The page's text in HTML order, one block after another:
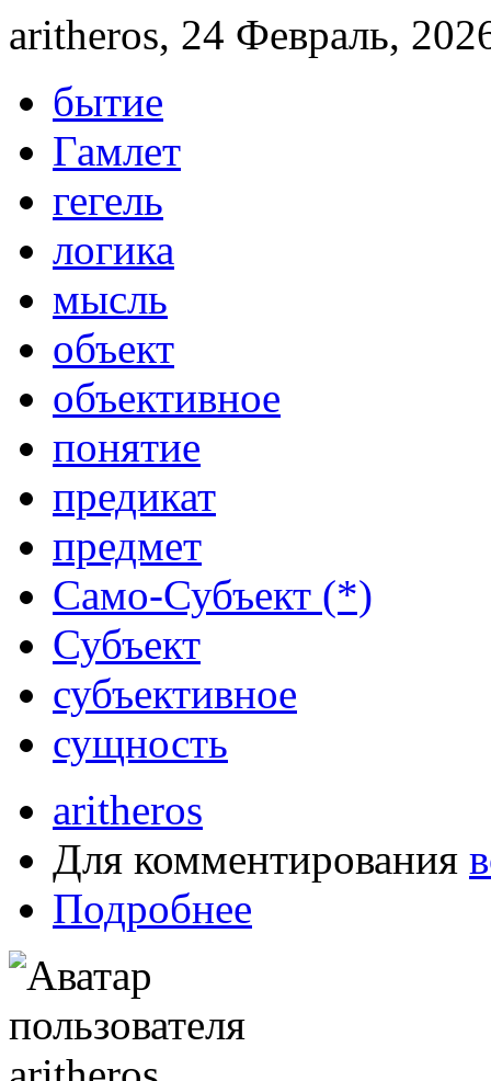
aritheros, 24 Февраль,
бытие
Гамлет
гегель
логика
мысль
объект
объективное
понятие
предикат
предмет
Само-Субъект (*)
Субъект
субъективное
сущность
aritheros
Для комментирования
Подробнее